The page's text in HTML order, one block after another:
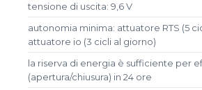
tensione di uscita: 9,6 V
autonomia minima: attuatore RTS (5
attuatore io (3 cicli al giorno)
la riserva di energia è sufficiente per
(apertura/chiusura) in 24 ore